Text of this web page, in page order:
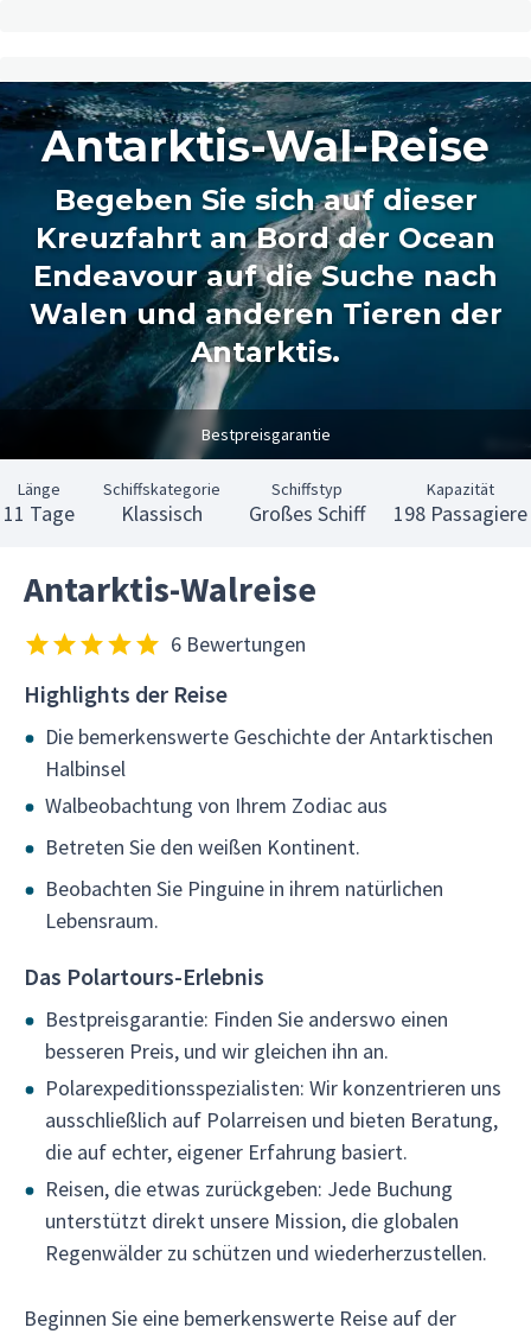
Antarktis-Wal-Reise
Begeben Sie sich auf dieser
Kreuzfahrt an Bord der Ocean
Endeavour auf die Suche nach
Walen und anderen Tieren der
Antarktis.
Bestpreisgarantie
Länge
11 Tage
Schiffskategorie
Klassisch
Schiffstyp
Großes Schiff
Kapazität
198 Passagiere
Antarktis-Walreise
6 Bewertungen
Highlights der Reise
Die bemerkenswerte Geschichte der Antarktischen
Halbinsel
Walbeobachtung von Ihrem Zodiac aus
Betreten Sie den weißen Kontinent.
Beobachten Sie Pinguine in ihrem natürlichen
Lebensraum.
Das Polartours-Erlebnis
Bestpreisgarantie: Finden Sie anderswo einen
besseren Preis, und wir gleichen ihn an.
Polarexpeditionsspezialisten: Wir konzentrieren uns
ausschließlich auf Polarreisen und bieten Beratung,
die auf echter, eigener Erfahrung basiert.
Reisen, die etwas zurückgeben: Jede Buchung
unterstützt direkt unsere Mission, die globalen
Regenwälder zu schützen und wiederherzustellen.
Beginnen Sie eine bemerkenswerte Reise auf der